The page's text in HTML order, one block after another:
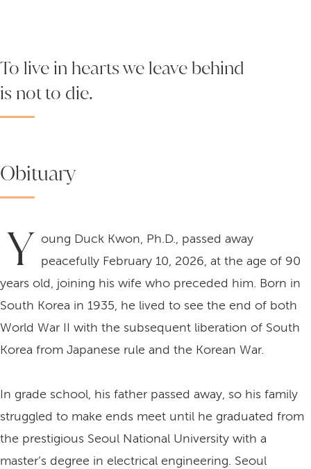
To live in hearts we leave behind
is not to die.
Obituary
Y oung Duck Kwon, Ph.D., passed away
peacefully February 10, 2026, at the age of 90
years old, joining his wife who preceded him. Born in
South Korea in 1935, he lived to see the end of both
World War II with the subsequent liberation of South
Korea from Japanese rule and the Korean War.
In grade school, his father passed away, so his family
struggled to make ends meet until he graduated from
the prestigious Seoul National University with a
master’s degree in electrical engineering. Seoul